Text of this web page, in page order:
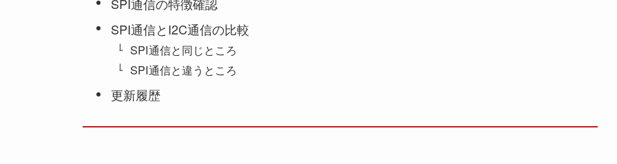
SPI通信とI2C通信の比較
SPI通信と同じところ
SPI通信と違うところ
更新履歴